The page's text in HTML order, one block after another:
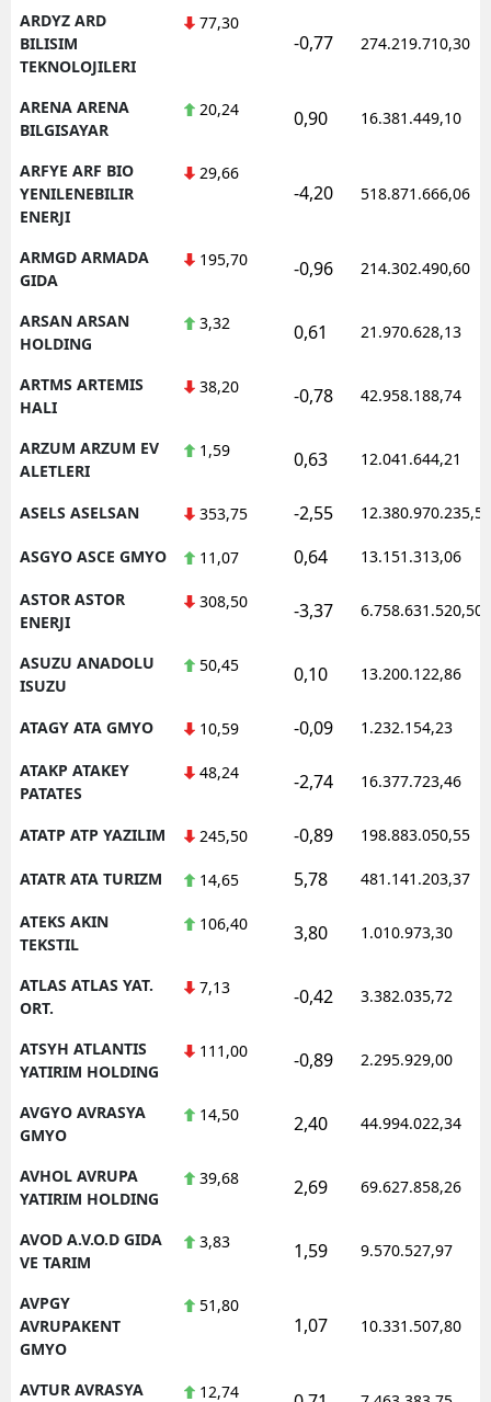
ARDYZ ARD
BILISIM
TEKNOLOJILERI
77,30
-0,77 274.219.710,30
ARENA ARENA
BILGISAYAR
20,24 0,90 16.381.449,10
ARFYE ARF BIO
YENILENEBILIR
ENERJI
29,66
-4,20 518.871.666,06
ARMGD ARMADA
GIDA
195,70 -0,96 214.302.490,60
ARSAN ARSAN
HOLDING
3,32 0,61 21.970.628,13
ARTMS ARTEMIS
HALI
38,20 -0,78 42.958.188,74
ARZUM ARZUM EV
ALETLERI
1,59 0,63 12.041.644,21
ASELS ASELSAN 353,75 -2,55 12.380.970.235,50
ASGYO ASCE GMYO 11,07 0,64 13.151.313,06
ASTOR ASTOR
ENERJI
308,50 -3,37 6.758.631.520,50
ASUZU ANADOLU
ISUZU
50,45 0,10 13.200.122,86
ATAGY ATA GMYO 10,59 -0,09 1.232.154,23
ATAKP ATAKEY
PATATES
48,24 -2,74 16.377.723,46
ATATP ATP YAZILIM 245,50 -0,89 198.883.050,55
ATATR ATA TURIZM 14,65 5,78 481.141.203,37
ATEKS AKIN
TEKSTIL
106,40 3,80 1.010.973,30
ATLAS ATLAS YAT.
ORT.
7,13 -0,42 3.382.035,72
ATSYH ATLANTIS
YATIRIM HOLDING
111,00 -0,89 2.295.929,00
AVGYO AVRASYA
GMYO
14,50 2,40 44.994.022,34
AVHOL AVRUPA
YATIRIM HOLDING
39,68 2,69 69.627.858,26
AVOD A.V.O.D GIDA
VE TARIM
3,83 1,59 9.570.527,97
AVPGY
AVRUPAKENT
GMYO
51,80
1,07 10.331.507,80
AVTUR AVRASYA
12,74